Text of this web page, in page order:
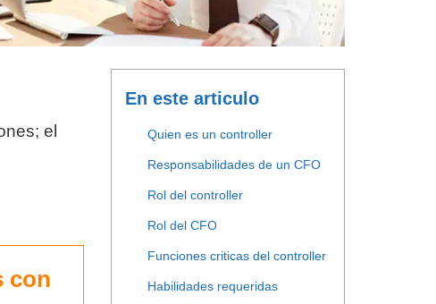
el
con
En este articulo
Quien es un controller
Responsabilidades de un CFO
Rol del controller
Rol del CFO
Funciones criticas del controller
Habilidades requeridas